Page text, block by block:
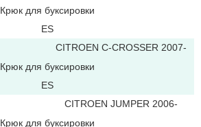
Крюк для буксировки
ES
CITROEN C-CROSSER 2007-
Крюк для буксировки
ES
CITROEN JUMPER 2006-
Крюк для буксировки